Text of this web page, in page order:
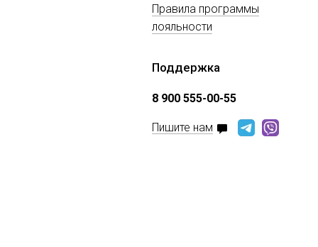
Правила программы
лояльности
Поддержка
8 900 555-00-55
Пишите нам